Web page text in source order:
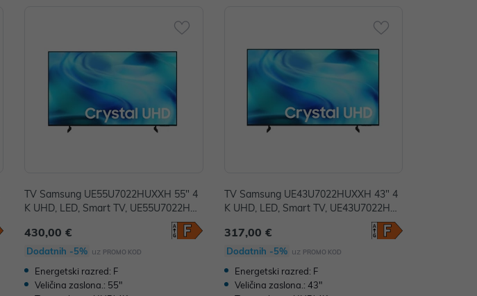
TV Samsung UE55U7022HUXXH 55" 4
K UHD, LED, Smart TV, UE55U7022HU
430,00 €
Dodatnih -5% uz PROMO KOD
Energetski razred: F
Veličina zaslona.: 55"
TV Samsung UE43U7022HUXXH 43" 4
K UHD, LED, Smart TV, UE43U7022HU
317,00 €
Dodatnih -5% uz PROMO KOD
Energetski razred: F
Veličina zaslona.: 43"